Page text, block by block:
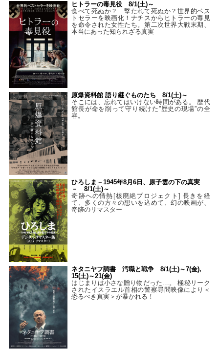
ヒトラーの毒見役 8/1(土)～
食べて死ぬか？ 撃たれて死ぬか？世界的ベス
トセラーを映画化！ナチスからヒトラーの毒見
を命令された女性たち。第二次世界大戦末期、
本当にあった知られざる真実
原爆資料館 語り継ぐものたち 8/1(土)～
そこには、忘れてはいけない時間がある。 歴代
館長が命を削って守り続けた”歴史の現場”の全
容。
ひろしま－1945年8月6日、原子雲の下の真実
－ 8/1(土)～
奇跡への情熱[核廃絶プロジェクト] 長きを経
て、多くの方々の想いを込めて、幻の映画が、
奇跡のリマスター
ネタニヤフ調書 汚職と戦争 8/1(土)～7(金),
15(土)～21(金)
はじまりは小さな贈り物だった…。 極秘リーク
されたイスラエル首相の警察尋問映像により＜
恐るべき真実＞が暴かれる！